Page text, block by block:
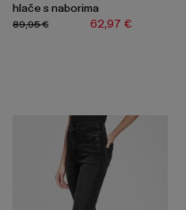
hlače s naborima
62,97 €
89,95 €